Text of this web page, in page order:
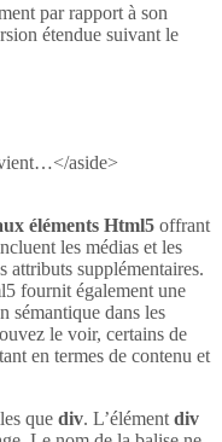
par rapport à son
étendue suivant le
aside>
éléments Html5 offrant
les médias et les
attributs supplémentaires.
fournit également une
sémantique dans les
le voir, certains de
en termes de contenu et
que div. L’élément div